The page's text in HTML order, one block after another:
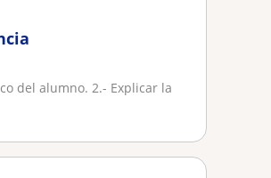
del alumno. 2.- Explicar la